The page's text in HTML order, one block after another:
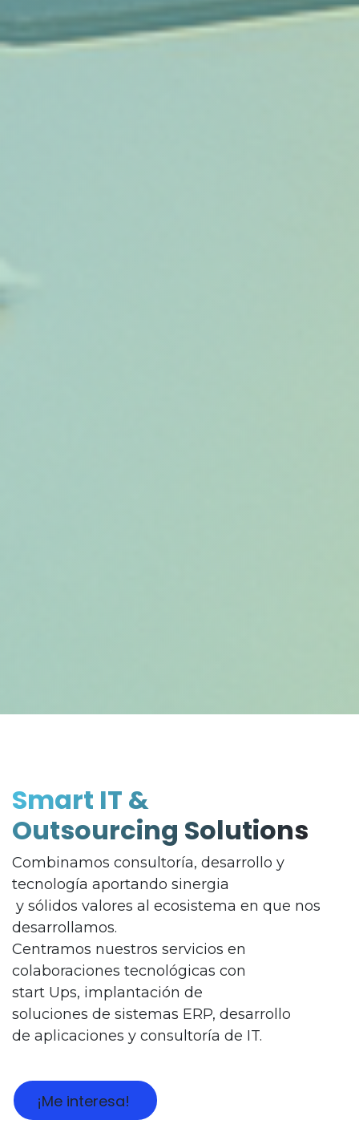
Smart IT &
Outsourcing Solutions
Combinamos consultoría, desarrollo y
tecnología aportando sinergia
y sólidos valores al ecosistema en que nos
desarrollamos.
Centramos nuestros servicios en
colaboraciones tecnológicas con
start Ups, implantación de
soluciones de sistemas ERP, desarrollo
de aplicaciones y consultoría de IT.
¡Me interesa!